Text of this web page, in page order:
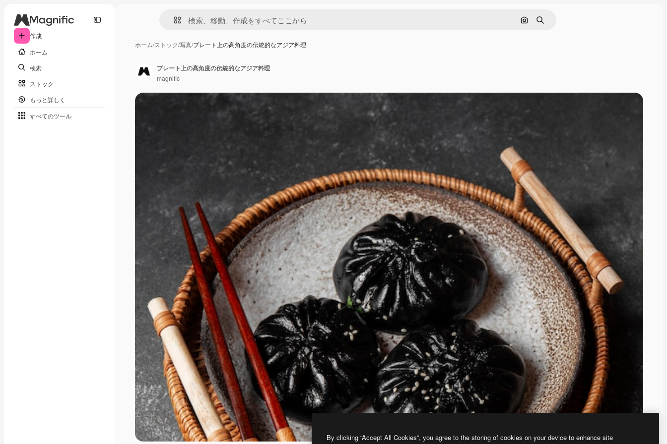
作成
ホーム
検索
ストック
もっと詳しく
すべてのツール
画像で検索
検索
ホーム/ストック/写真/プレート上の高角度の伝統的なアジア料理
プレート上の高角度の伝統的なアジア料理
magnific
By clicking “Accept All Cookies”, you agree to the storing of cookies on your device to enhance site